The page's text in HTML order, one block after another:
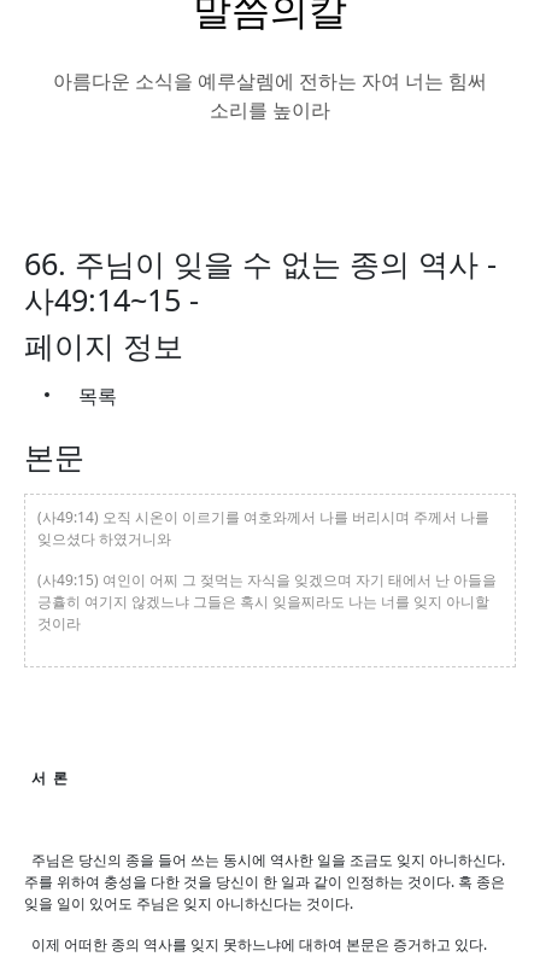
나눔자료실
신앙문답편
말씀의칼
아름다운 소식을 예루살렘에 전하는 자여 너는 힘써
소리를 높이라
66. 주님이 잊을 수 없는 종의 역사 -
사49:14~15 -
페이지 정보
목록
본문
(사49:14) 오직 시온이 이르기를 여호와께서 나를 버리시며 주께서 나를
잊으셨다 하였거니와
(사49:15) 여인이 어찌 그 젖먹는 자식을 잊겠으며 자기 태에서 난 아들을
긍휼히 여기지 않겠느냐 그들은 혹시 잊을찌라도 나는 너를 잊지 아니할
것이라
서 론
주님은 당신의 종을 들어 쓰는 동시에 역사한 일을 조금도 잊지 아니하신다.
주를 위하여 충성을 다한 것을 당신이 한 일과 같이 인정하는 것이다. 혹 종은
잊을 일이 있어도 주님은 잊지 아니하신다는 것이다.
이제 어떠한 종의 역사를 잊지 못하느냐에 대하여 본문은 증거하고 있다.